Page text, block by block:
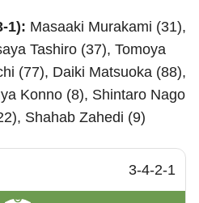
1): Masaaki Murakami (31),
Tashiro (37), Tomoya
(77), Daiki Matsuoka (88),
Konno (8), Shintaro Nago
Shahab Zahedi (9)
3-4-2-1